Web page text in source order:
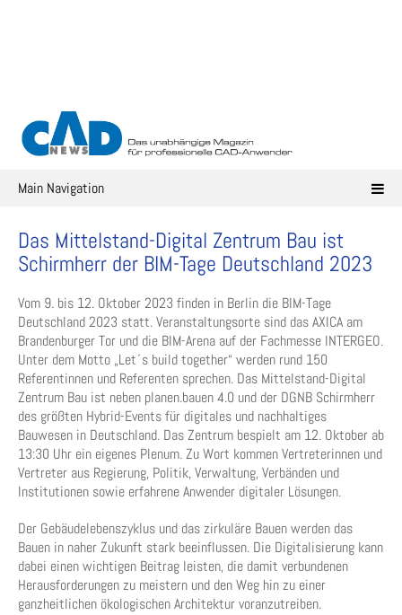
Main Navigation
Das Mittelstand-Digital Zentrum Bau ist
Schirmherr der BIM-Tage Deutschland 2023
Vom 9. bis 12. Oktober 2023 finden in Berlin die BIM-Tage
Deutschland 2023 statt. Veranstaltungsorte sind das AXICA am
Brandenburger Tor und die BIM-Arena auf der Fachmesse INTERGEO.
Unter dem Motto „Let´s build together“ werden rund 150
Referentinnen und Referenten sprechen. Das Mittelstand-Digital
Zentrum Bau ist neben planen.bauen 4.0 und der DGNB Schirmherr
des größten Hybrid-Events für digitales und nachhaltiges
Bauwesen in Deutschland. Das Zentrum bespielt am 12. Oktober ab
13:30 Uhr ein eigenes Plenum. Zu Wort kommen Vertreterinnen und
Vertreter aus Regierung, Politik, Verwaltung, Verbänden und
Institutionen sowie erfahrene Anwender digitaler Lösungen.
Der Gebäudelebenszyklus und das zirkuläre Bauen werden das
Bauen in naher Zukunft stark beeinflussen. Die Digitalisierung kann
dabei einen wichtigen Beitrag leisten, die damit verbundenen
Herausforderungen zu meistern und den Weg hin zu einer
ganzheitlichen ökologischen Architektur voranzutreiben.